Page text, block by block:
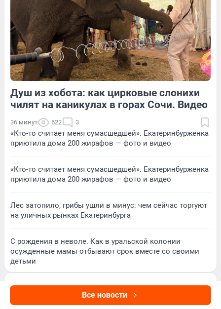
Все новости
110 Обсудить 261 1
125 Обсудить
Душ из хобота: как цирковые слонихи
чилят на каникулах в горах Сочи. Видео
36 минут 622 3
«Кто-то считает меня сумасшедшей». Екатеринбурженка
приютила дома 200 жирафов — фото и видео
«Кто-то считает меня сумасшедшей». Екатеринбурженка
приютила дома 200 жирафов — фото и видео
Лес затопило, грибы ушли в минус: чем сейчас торгуют
на уличных рынках Екатеринбурга
С рождения в неволе. Как в уральской колонии
осужденные мамы отбывают срок вместе со своими
детьми